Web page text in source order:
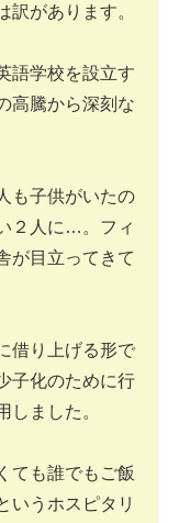
訳があります。
語学校を設立す
高騰から深刻な
も子供がいたの
２人に…。フィ
が目立ってきて
借り上げる形で
子化のために行
しました。
ても誰でもご飯
いうホスピタリ